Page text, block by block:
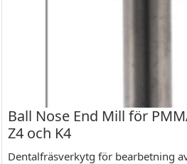
Ball Nose End Mill för
Z4 och K4
Dentalfräsverkytg för bearbetning